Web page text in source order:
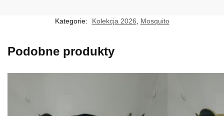
Kategorie: Kolekcja 2026 Mosquito
Podobne produkty